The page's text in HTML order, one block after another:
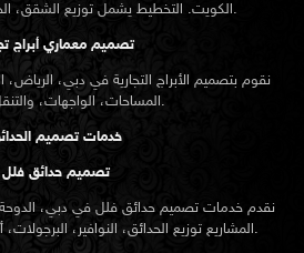
الكويت. التخطيط يشمل توزيع الشقق، الحركة الرأسية، والمرافق.
تصميم معماري أبراج
نقوم بتصميم الأبراج التجارية في دبي،
المساحات، الواجهات، والتنقل الداخلي.
خدمات تصميم
تصميم حدائق فلل
نقدم خدماتتصميم حدائق فلل في دبي،
المشاريع توزيع الحدائق، النوافير، البرجولات، أعمال الحجر، وأنظمة الزراعة.